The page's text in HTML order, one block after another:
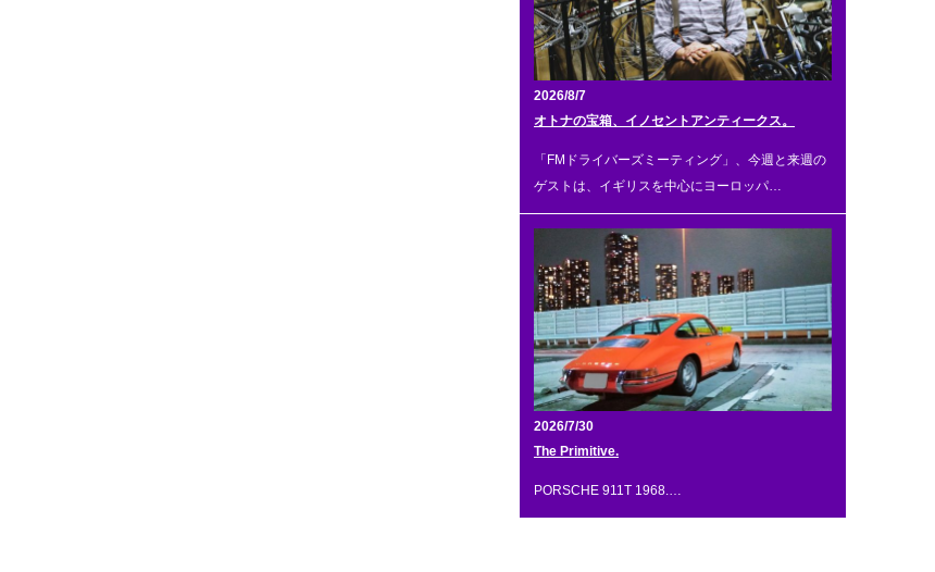
2026/8/7
オトナの宝箱、イノセントアンティークス。
「FMドライバーズミーティング」、今週と来週の
ゲストは、イギリスを中心にヨーロッパ…
2026/7/30
The Primitive.
PORSCHE 911T 1968.…